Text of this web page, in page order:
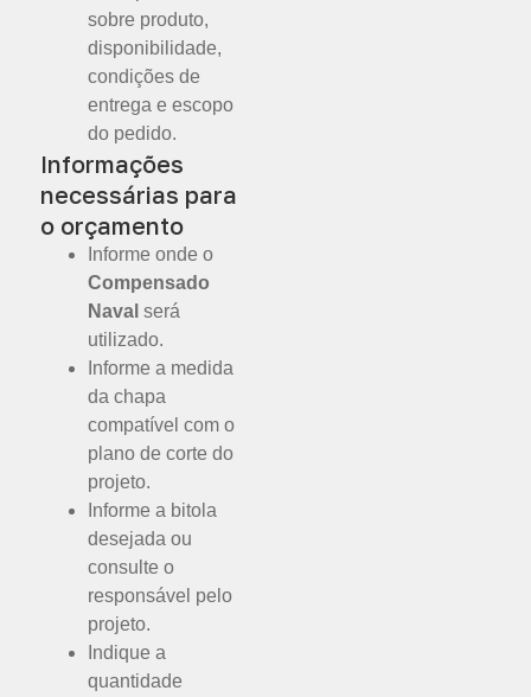
sobre produto,
disponibilidade,
condições de
entrega e escopo
do pedido.
Informações
necessárias para
o orçamento
Informe onde o
Compensado
Naval será
utilizado.
Informe a medida
da chapa
compatível com o
plano de corte do
projeto.
Informe a bitola
desejada ou
consulte o
responsável pelo
projeto.
Indique a
quantidade